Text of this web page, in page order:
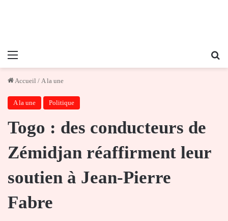
Menu
Accueil / A la une
A la une Politique
Togo : des conducteurs de
Zémidjan réaffirment leur
soutien à Jean-Pierre
Fabre